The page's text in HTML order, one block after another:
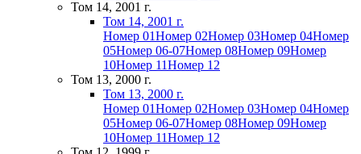
Том 14, 2001 г.
Том 14, 2001 г.
Номер 01Номер 02Номер 03Номер 04Номер
05Номер 06-07Номер 08Номер 09Номер
10Номер 11Номер 12
Том 13, 2000 г.
Том 13, 2000 г.
Номер 01Номер 02Номер 03Номер 04Номер
05Номер 06-07Номер 08Номер 09Номер
10Номер 11Номер 12